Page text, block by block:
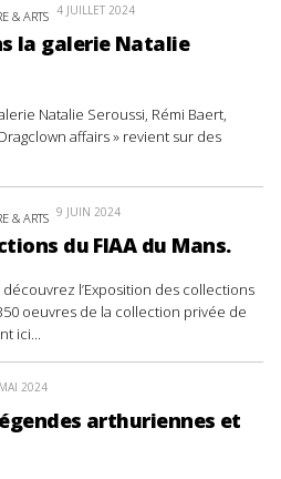
& ARTS 4 JUILLET 2024
la galerie Natalie
Natalie Seroussi, Rémi Baert,
affairs » revient sur des
& ARTS 9 JUIN 2024
du FIAA du Mans.
l’Exposition des collections
oeuvres de la collection privée de
ici...
2024
arthuriennes et